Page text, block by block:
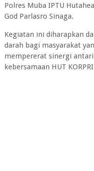
Polres Muba IPTU
God Parlasro Sinaga.
Kegiatan ini diharapkan
darah bagi masyarakat
mempererat sinergi
kebersamaan HUT